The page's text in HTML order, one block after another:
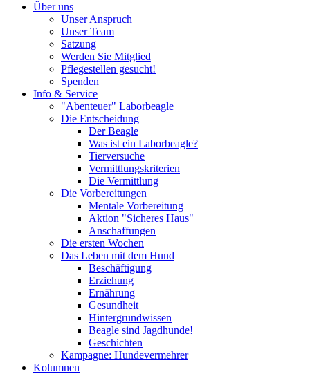
Über uns
Unser Anspruch
Unser Team
Satzung
Werden Sie Mitglied
Pflegestellen gesucht!
Spenden
Info & Service
"Abenteuer" Laborbeagle
Die Entscheidung
Der Beagle
Was ist ein Laborbeagle?
Tierversuche
Vermittlungskriterien
Die Vermittlung
Die Vorbereitungen
Mentale Vorbereitung
Aktion "Sicheres Haus"
Anschaffungen
Die ersten Wochen
Das Leben mit dem Hund
Beschäftigung
Erziehung
Ernährung
Gesundheit
Hintergrundwissen
Beagle sind Jagdhunde!
Geschichten
Kampagne: Hundevermehrer
Kolumnen